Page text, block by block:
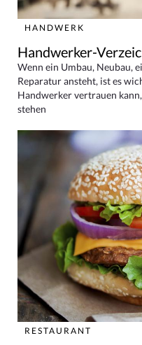
HANDWERK
Handwerker-
Wenn ein Umbau, Neubau,
Reparatur ansteht, ist es
Handwerker vertrauen
stehen
RESTAURANT